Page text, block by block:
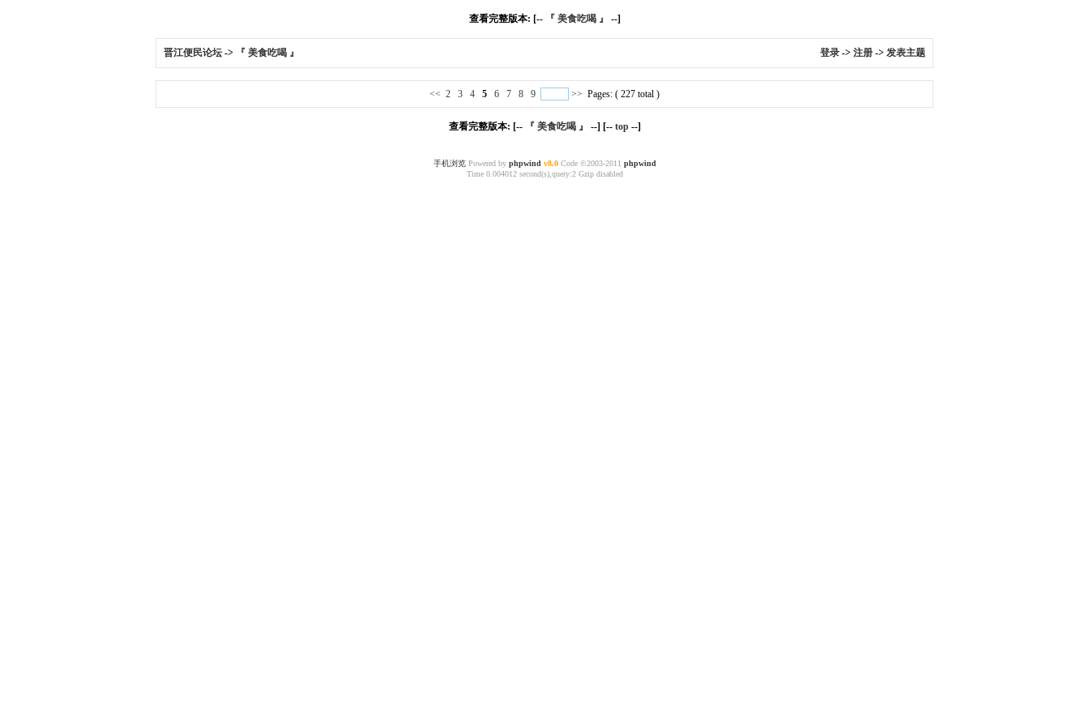
查看完整版本: [-- 『 美食吃喝 』 --]
晋江便民论坛 -> 『 美食吃喝 』 登录 -> 注册 -> 发表主题
<< 2 3 4 5 6 7 8 9 >> Pages: ( 227 total )
查看完整版本: [-- 『 美食吃喝 』 --] [-- top--]
手机浏览Powered by phpwind v8.0Code ©2003-2011 phpwind
Time 0.004012 second(s),query:2 Gzip disabled